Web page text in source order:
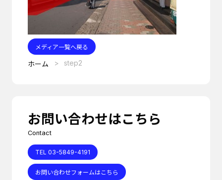
メディア一覧へ戻る
ホーム step2
お問い合わせはこちら
Contact
TEL 03-5849-4191
お問い合わせフォームはこちら